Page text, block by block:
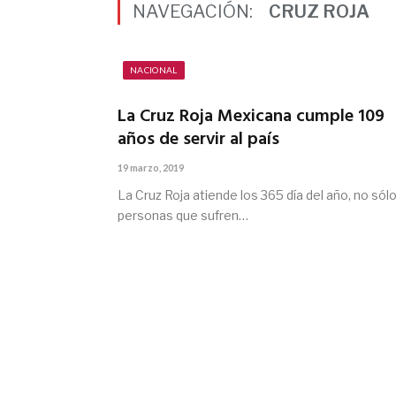
NAVEGACIÓN: CRUZ ROJA
NACIONAL
La Cruz Roja Mexicana cumple 109
años de servir al país
19 marzo, 2019
La Cruz Roja atiende los 365 día del año, no
personas que sufren…